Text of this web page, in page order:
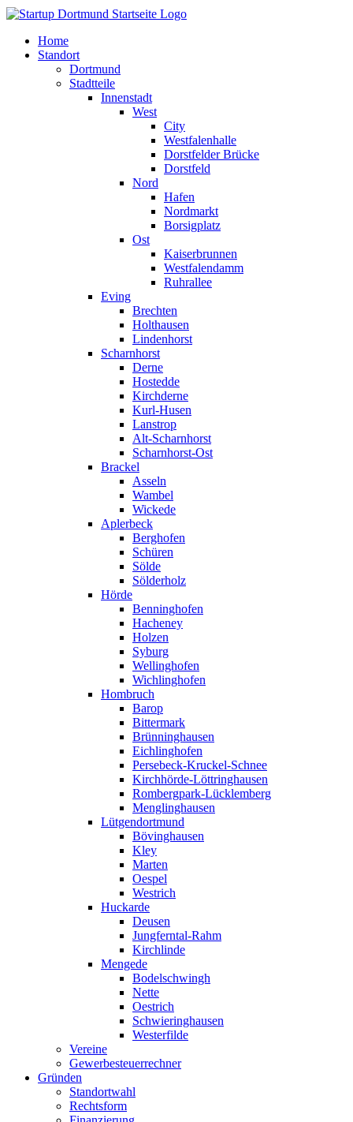
Home
Standort
Dortmund
Stadtteile
Innenstadt
West
City
Westfalenhalle
Dorstfelder Brücke
Dorstfeld
Nord
Hafen
Nordmarkt
Borsigplatz
Ost
Kaiserbrunnen
Westfalendamm
Ruhrallee
Eving
Brechten
Holthausen
Lindenhorst
Scharnhorst
Derne
Hostedde
Kirchderne
Kurl-Husen
Lanstrop
Alt-Scharnhorst
Scharnhorst-Ost
Brackel
Asseln
Wambel
Wickede
Aplerbeck
Berghofen
Schüren
Sölde
Sölderholz
Hörde
Benninghofen
Hacheney
Holzen
Syburg
Wellinghofen
Wichlinghofen
Hombruch
Barop
Bittermark
Brünninghausen
Eichlinghofen
Persebeck-Kruckel-Schnee
Kirchhörde-Löttringhausen
Rombergpark-Lücklemberg
Menglinghausen
Lütgendortmund
Bövinghausen
Kley
Marten
Oespel
Westrich
Huckarde
Deusen
Jungferntal-Rahm
Kirchlinde
Mengede
Bodelschwingh
Nette
Oestrich
Schwieringhausen
Westerfilde
Vereine
Gewerbesteuerrechner
Gründen
Standortwahl
Rechtsform